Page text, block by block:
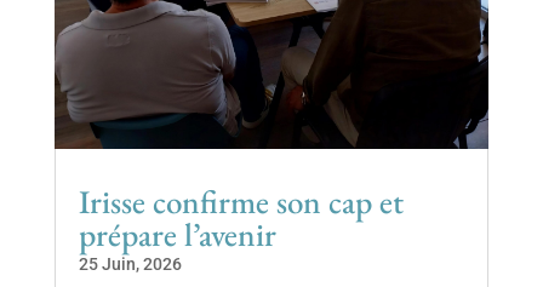
Irisse confirme son cap et
prépare l’avenir
25 Juin, 2026